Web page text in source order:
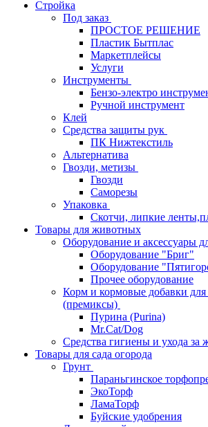
Стройка
Под заказ
ПРОСТОЕ РЕШЕНИЕ
Пластик Бытплас
Маркетплейсы
Услуги
Инструменты
Бензо-электро
Ручной инструмент
Клей
Средства защиты рук
ПК Нижтекстиль
Альтернатива
Гвозди, метизы
Гвозди
Саморезы
Упаковка
Скотчи, липкие
Товары для животных
Оборудование и аксессуары
Оборудование "Бриг"
Оборудование
Прочее оборудование
Корм и кормовые добавки
(премиксы)
Пурина (Purina)
Mr.Cat/Dog
Средства гигиены и ухода за
Товары для сада огорода
Грунт
Параньгинское
ЭкоТорф
ЛамаТорф
Буйские удобрения